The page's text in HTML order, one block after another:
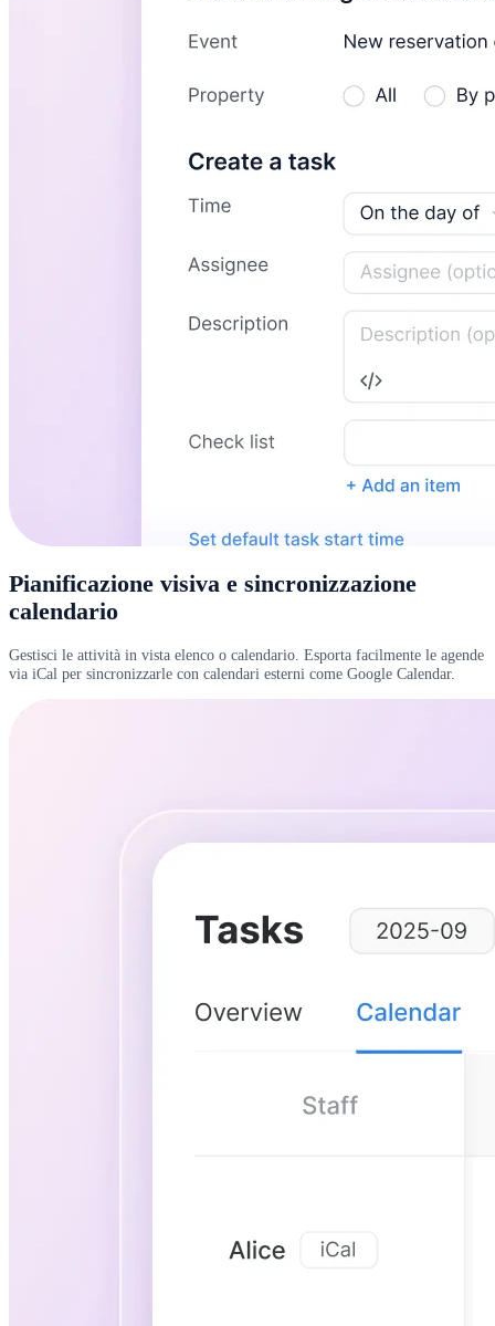
Pianificazione visiva e sincronizzazione
calendario
Gestisci le attività in vista elenco o calendario. Esporta facilmente le agende
via iCal per sincronizzarle con calendari esterni come Google Calendar.